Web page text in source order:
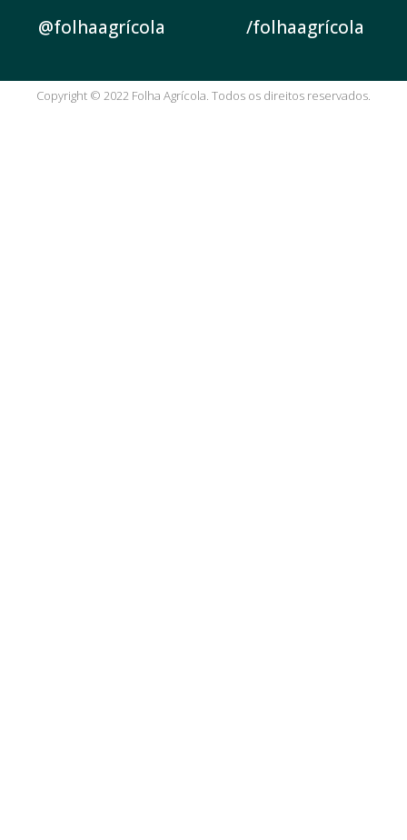
@folhaagrícola /folhaagrícola
Copyright © 2022 Folha Agrícola. Todos os direitos reservados.